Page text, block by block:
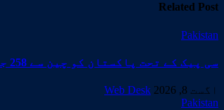
Related Post
Pakistan
سی پیک کے تحت پاکستان کو چین سے 258 جدید زرعی مشینیں موصول،مقصد زراعت کو جدید خطوط پر فروغ دینا ہے
اگست 8, 2026
Web Desk
Pakistan